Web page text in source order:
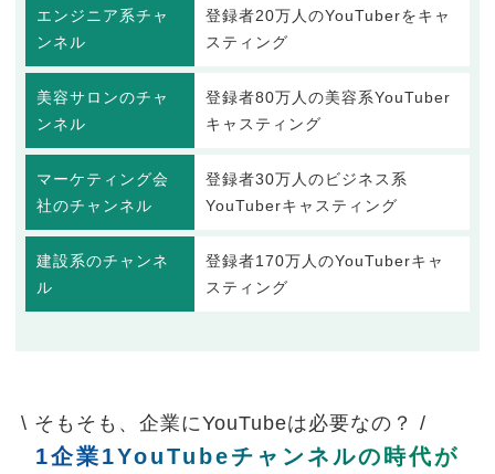
エンジニア系チャ
ンネル
登録者20万人のYouTuberをキャ
スティング
美容サロンのチャ
ンネル
登録者80万人の美容系YouTuber
キャスティング
マーケティング会
社のチャンネル
登録者30万人のビジネス系
YouTuberキャスティング
建設系のチャンネ
ル
登録者170万人のYouTuberキャ
スティング
\ そもそも、企業にYouTubeは必要なの？ /
1企業1YouTubeチャンネルの時代が